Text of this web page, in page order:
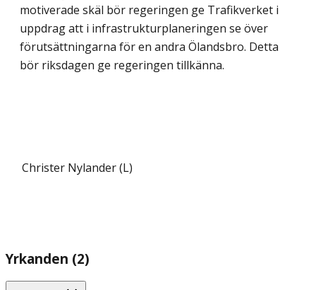
motiverade skäl bör regeringen ge Trafikverket i
uppdrag att i infrastrukturplaneringen se över
förutsättningarna för en andra Ölandsbro. Detta
bör riksdagen ge regeringen tillkänna.
Christer Nylander (L)
Yrkanden (2)